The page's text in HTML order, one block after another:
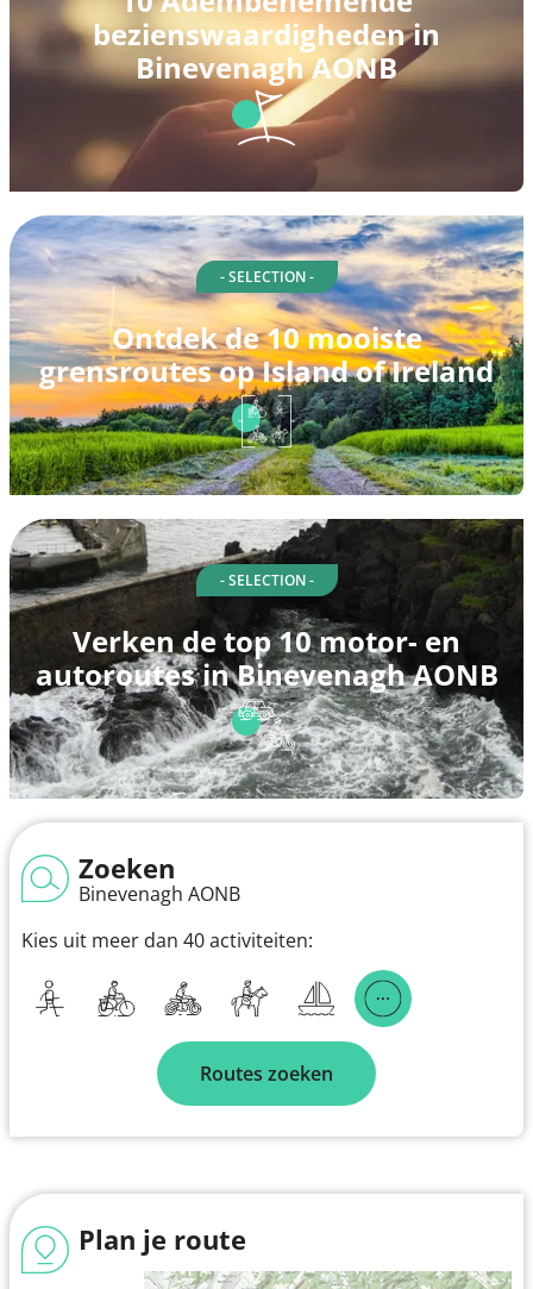
bezienswaardigheden in
Binevenagh AONB
- SELECTION -
Ontdek de 10 mooiste
grensroutes op Island of Ireland
- SELECTION -
Verken de top 10 motor- en
autoroutes in Binevenagh AONB
Zoeken
Binevenagh AONB
Kies uit meer dan 40 activiteiten:
Routes zoeken
Plan je route